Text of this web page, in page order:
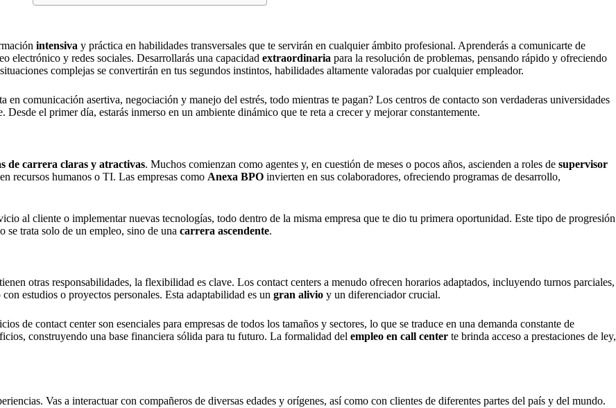
intensiva y práctica en habilidades transversales que te servirán en cualquier ámbito profesional. Aprenderás a comunicarte de
electrónico y redes sociales. Desarrollarás una capacidad extraordinaria para la resolución de problemas, pensando rápido y ofreciendo
complejas se convertirán en tus segundos instintos, habilidades altamente valoradas por cualquier empleador.
en comunicación asertiva, negociación y manejo del estrés, todo mientras te pagan? Los centros de contacto son verdaderas universidades
el primer día, estarás inmerso en un ambiente dinámico que te reta a crecer y mejorar constantemente.
de carrera claras y atractivas. Muchos comienzan como agentes y, en cuestión de meses o pocos años, ascienden a roles de supervisor
recursos humanos o TI. Las empresas como Anexa BPO invierten en sus colaboradores, ofreciendo programas de desarrollo,
al cliente o implementar nuevas tecnologías, todo dentro de la misma empresa que te dio tu primera oportunidad. Este tipo de progresión
se trata solo de un empleo, sino de una carrera ascendente.
otras responsabilidades, la flexibilidad es clave. Los contact centers a menudo ofrecen horarios adaptados, incluyendo turnos parciales,
estudios o proyectos personales. Esta adaptabilidad es un gran alivio y un diferenciador crucial.
de contact center son esenciales para empresas de todos los tamaños y sectores, lo que se traduce en una demanda constante de
construyendo una base financiera sólida para tu futuro. La formalidad del empleo en call center te brinda acceso a prestaciones de ley,
Vas a interactuar con compañeros de diversas edades y orígenes, así como con clientes de diferentes partes del país y del mundo.